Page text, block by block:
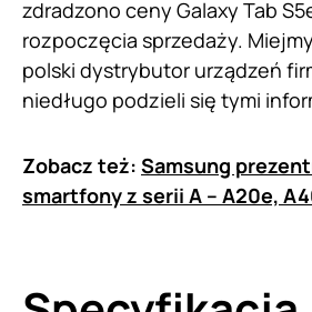
zdradzono ceny Galaxy Tab
rozpoczęcia sprzedaży.
polski dystrybutor urządzeń
niedługo podzieli się tymi
Zobacz też: Samsung
smartfony z serii A – A20e,